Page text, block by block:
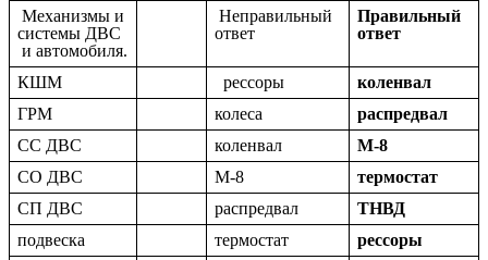
Механизмы и
системы ДВС
и автомобиля.
Неправильный
ответ
Правильный
ответ
КШМ рессоры
коленвал
ГРМ
колеса
распредвал
СС ДВС
коленвал
М-8
СО ДВС
М-8
термостат
СП ДВС
распредвал
ТНВД
подвеска
термостат
рессоры